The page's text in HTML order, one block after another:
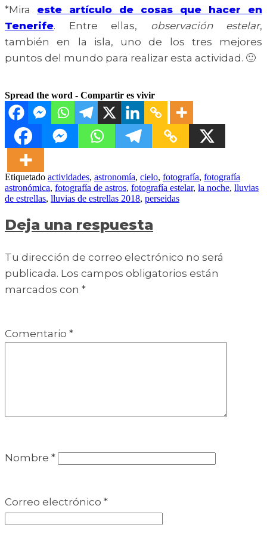
*Mira este artículo de cosas que hacer en
Tenerife. Entre ellas, observación estelar,
también en la isla, uno de los tres mejores
puntos del mundo para realizar esta actividad. 🙂
Spread the word - Compartir es vivir
Etiquetado actividades, astronomía, cielo, fotografía, fotografía
astronómica, fotografía de astros, fotografía estelar, la noche, lluvias
de estrellas, lluvias de estrellas 2018, perseidas
Deja una respuesta
Tu dirección de correo electrónico no será
publicada. Los campos obligatorios están
marcados con *
Comentario *
Nombre *
Correo electrónico *